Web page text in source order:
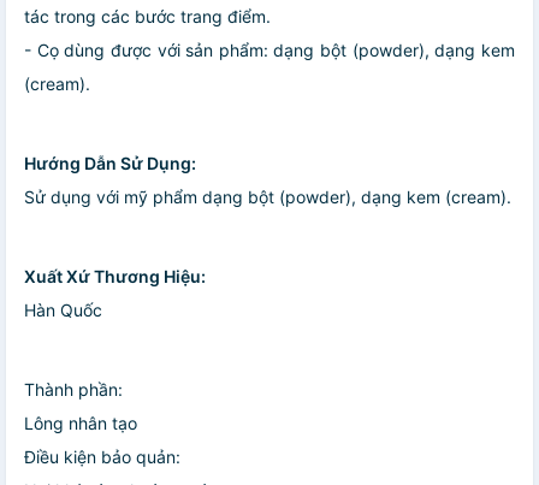
tác trong các bước trang điểm.
- Cọ dùng được với sản phẩm: dạng bột (powder), dạng kem
(cream).
Hướng Dẫn Sử Dụng:
Sử dụng với mỹ phẩm dạng bột (powder), dạng kem (cream).
Xuất Xứ Thương Hiệu:
Hàn Quốc
Thành phần:
Lông nhân tạo
Điều kiện bảo quản: